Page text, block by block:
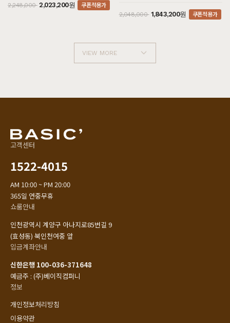
2,248,000 2,023,200원 쿠폰적용가
2,048,000 1,843,200원 쿠폰적용가
VIEW MORE
고객센터
1522-4015
AM 10:00 ~ PM 20:00
365일 연중무휴
쇼룸안내
인천광역시 계양구 아나지로85번길 9
(효성동) 북인천여중 앞
입금계좌안내
신한은행 100-036-371648
예금주 : (주)베이직컴퍼니
정보
개인정보처리방침
이용약관